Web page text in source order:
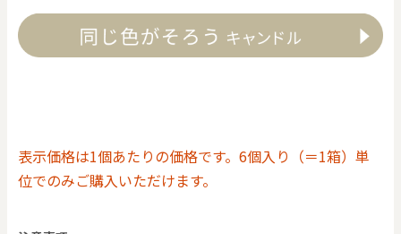
表示価格は1個あたりの価格です。6個入り（＝1箱）単
位でのみご購入いただけます。